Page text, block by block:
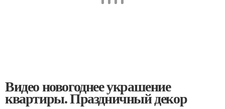
Видео новогоднее украшение
квартиры. Праздничный декор